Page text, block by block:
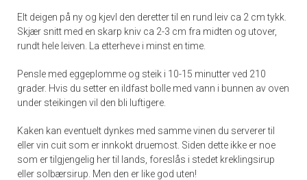
Elt deigen på ny og kjevl den deretter til en rund leiv ca 2 cm tykk.
Skjær snitt med en skarp kniv ca 2-3 cm fra midten og utover,
rundt hele leiven. La etterheve i minst en time.
Pensle med eggeplomme og steik i 10-15 minutter ved 210
grader. Hvis du setter en ildfast bolle med vann i bunnen av oven
under steikingen vil den bli luftigere.
Kaken kan eventuelt dynkes med samme vinen du serverer til
eller vin cuit som er innkokt druemost. Siden dette ikke er noe
som er tilgjengelig her til lands, foreslås i stedet kreklingsirup
eller solbærsirup. Men den er like god uten!